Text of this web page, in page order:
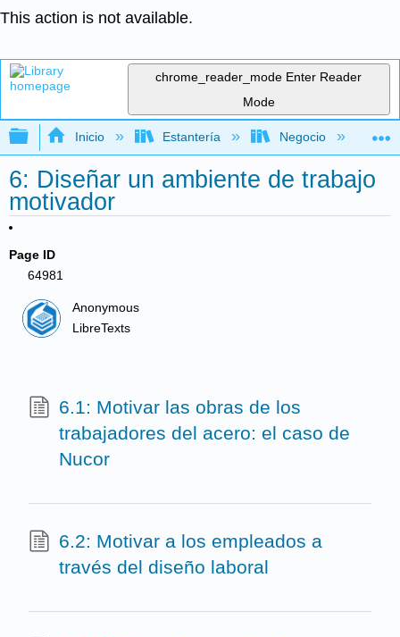
This action is not available.
chrome_reader_mode Enter Reader
Mode
Expandir/contraer jerarquía global
Inicio Estantería Negocio
6: Diseñar un ambiente de trabajo
motivador
Page ID
64981
Anonymous
LibreTexts
6.1: Motivar las obras de los
trabajadores del acero: el caso de
Nucor
6.2: Motivar a los empleados a
través del diseño laboral